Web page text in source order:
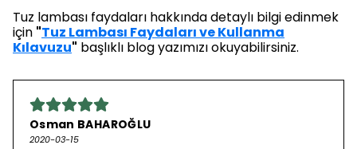
Tuz lambası faydaları hakkında detaylı bilgi edinmek
için "Tuz Lambası Faydaları ve Kullanma
Kılavuzu" başlıklı blog yazımızı okuyabilirsiniz.
Osman BAHAROĞLU
2020-03-15